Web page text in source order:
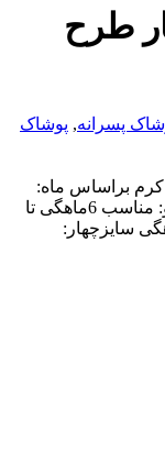
طرح
پسرانه, پوشاک
کرم براساس ماه:
سایزیک: مناسب 3 ماهگی تا 6 ماهگی سایز دو: مناسب 6ماهگی تا
سه : مناسب 9 ماهگی تا 12 ماهگی سایزچهار: